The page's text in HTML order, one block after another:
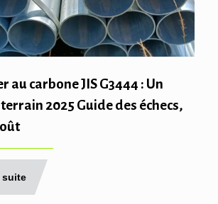
au carbone JIS G3444 : Un
2025 Guide des échecs,
suite